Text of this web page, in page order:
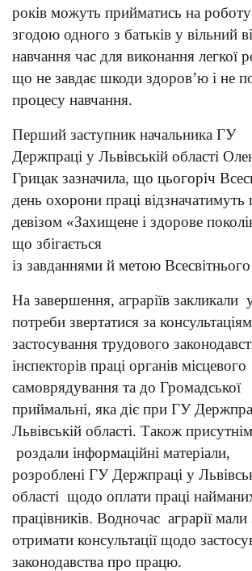
років можуть прийматись на роботу
згодою одного з батьків у вільний
навчання час для виконання легкої
що не завдає шкоди здоров’ю і не
процесу навчання.
Перший заступник начальника ГУ
Держпраці у Львівській області
Грицак зазначила, що цьогоріч
день охорони праці відзначатимуть
девізом «Захищене і здорове
що збігається
із завданнями й метою
На завершення, аграріїв закликали
потреби звертатися за
застосування трудового
інспекторів праці органів місцевого
самоврядування та до Громадської
приймальні, яка діє при ГУ
Львівській області. Також присутнім
роздали інформаційні матеріали,
розроблені ГУ Держпраці у
області щодо оплати праці
працівників. Водночас аграрії
отримати консультації щодо
законодавства про працю.